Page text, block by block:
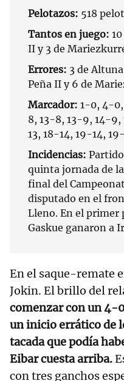
Pelotazos: 518
Tantos en juego:
II y 3 de
Errores: 3 de
Peña II y 6 de
Marcador: 1-0, 4-
8, 13-8, 13-9, 14-9,
13, 18-14, 19-14,
Incidencias:
quinta jornada de
final del
disputado en el
Lleno. En el
Gaskue ganaron a
En el saque-remate
Jokin. El brillo del
comenzar con un 4-
un inicio errático de
tacada que podía
Eibar cuesta arriba.
con tres ganchos